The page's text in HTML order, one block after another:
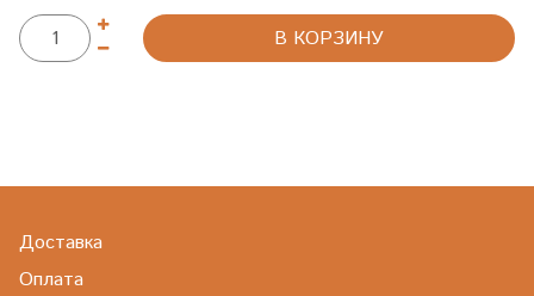
В КОРЗИНУ
Доставка
Оплата